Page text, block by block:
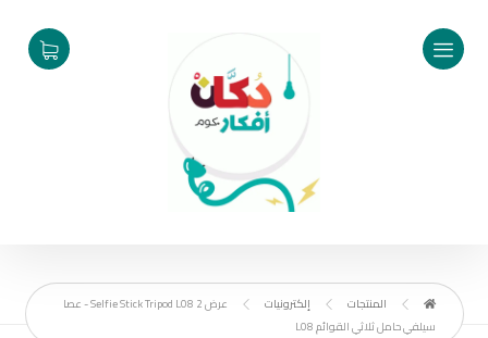
المنتجات إلكترونيات
عرض 2 Selfie Stick Tripod L08 - عصا
سيلفي حامل ثلاثي القوائم L08